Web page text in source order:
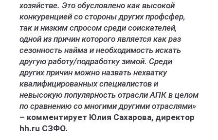
хозяйстве. Это обусловлено как высокой
конкуренцией со стороны других профсфер,
так и низким спросом среди соискателей,
одной из причин которого является как раз
сезонность найма и необходимость искать
другую работу/подработку зимой. Среди
других причин можно назвать нехватку
квалифицированных специалистов и
невысокую популярность отрасли АПК в целом
по сравнению со многими другими отраслями»
– комментирует Юлия Сахарова, директор
hh.ru СЗФО.